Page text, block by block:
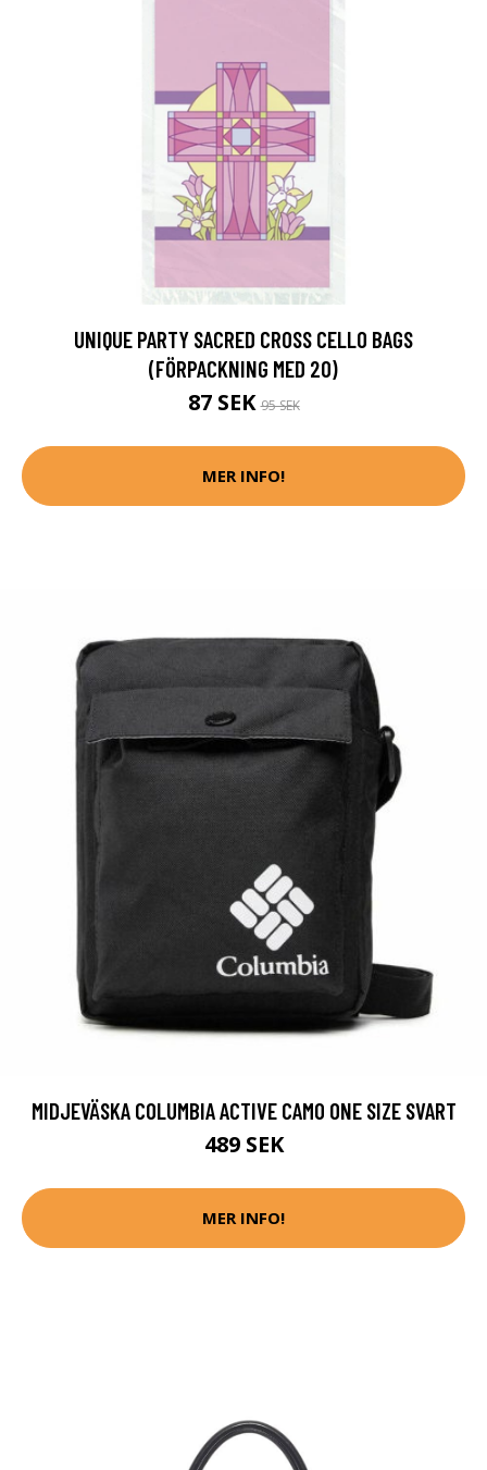
UNIQUE PARTY SACRED CROSS CELLO BAGS
(FÖRPACKNING MED 20)
87 SEK95 SEK
MER INFO!
MIDJEVÄSKA COLUMBIA ACTIVE CAMO ONE SIZE SVART
489 SEK
MER INFO!